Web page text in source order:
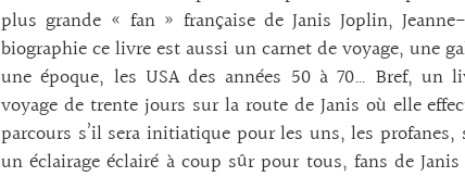
plus grande « fan » française de Janis Joplin,
biographie ce livre est aussi un carnet de voyage, une
une époque, les USA des années 50 à 70… Bref, un
voyage de trente jours sur la route de Janis où elle
parcours s’il sera initiatique pour les uns, les
un éclairage éclairé à coup sûr pour tous, fans de